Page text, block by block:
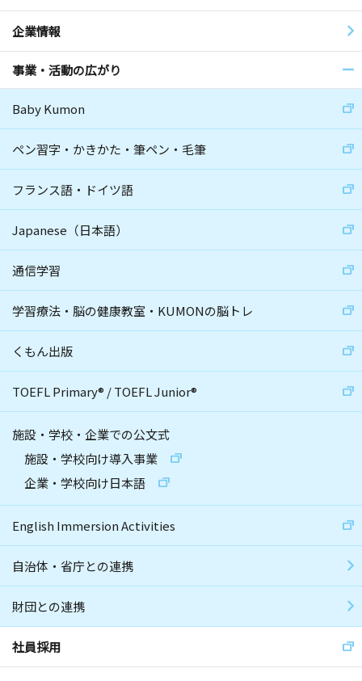
企業情報
事業・活動の広がり
Baby Kumon
ペン習字・かきかた・筆ペン・毛筆
フランス語・ドイツ語
Japanese（日本語）
通信学習
学習療法・脳の健康教室・KUMONの脳トレ
くもん出版
TOEFL Primary® /TOEFL Junior®
施設・学校・企業での公文式
施設・学校向け導入事業
企業・学校向け日本語
English Immersion Activities
自治体・省庁との連携
財団との連携
社員採用